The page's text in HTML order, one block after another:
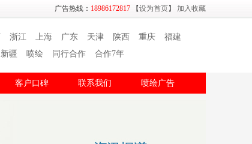
广告热线： 18986172817 【设为首页】 加入收藏
浙江 上海 广东 天津 陕西 重庆
福建
新疆 喷绘 同行合作 合作7年
客户口碑 联系我们 喷绘广告